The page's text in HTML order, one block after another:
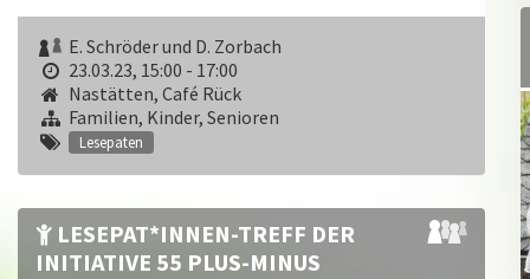
E. Schröder und D. Zorbach
23.03.23, 15:00 - 17:00
Nastätten, Café Rück
Familien, Kinder, Senioren
Lesepaten
LESEPAT*INNEN-TREFF DER
INITIATIVE 55 PLUS-MINUS